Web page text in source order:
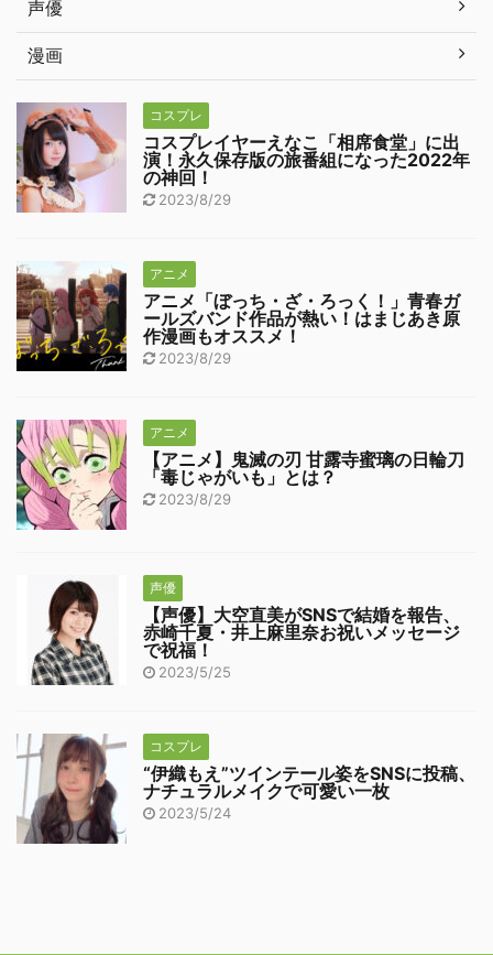
声優
漫画
コスプレ
コスプレイヤーえなこ「相席食堂」に出
演！永久保存版の旅番組になった2022年
の神回！
2023/8/29
アニメ
アニメ「ぼっち・ざ・ろっく！」青春ガ
ールズバンド作品が熱い！はまじあき原
作漫画もオススメ！
2023/8/29
アニメ
【アニメ】鬼滅の刃 甘露寺蜜璃の日輪刀
「毒じゃがいも」とは？
2023/8/29
声優
【声優】大空直美がSNSで結婚を報告、
赤崎千夏・井上麻里奈お祝いメッセージ
で祝福！
2023/5/25
コスプレ
“伊織もえ”ツインテール姿をSNSに投稿、
ナチュラルメイクで可愛い一枚
2023/5/24